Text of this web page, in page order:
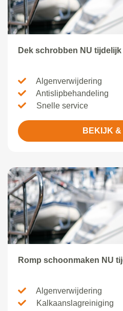
Dek schrobben NU
Algenverwijdering
Antislipbehandeling
Snelle service
BEKIJK
Romp schoonmaken NU
Algenverwijdering
Kalkaanslagreiniging